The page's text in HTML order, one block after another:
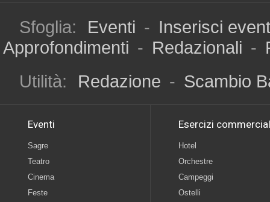
Sfoglia: Eventi - Inserisci
Approfondimenti - Redazionali -
Utilità:
Redazione - Scambio
Eventi
Sagre
Teatro
Cinema
Feste
Esercizi
Hotel
Orchestre
Campeggi
Ostelli